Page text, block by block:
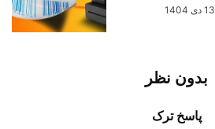
13 دی 1404
بدون نظر
پاسخ ترک